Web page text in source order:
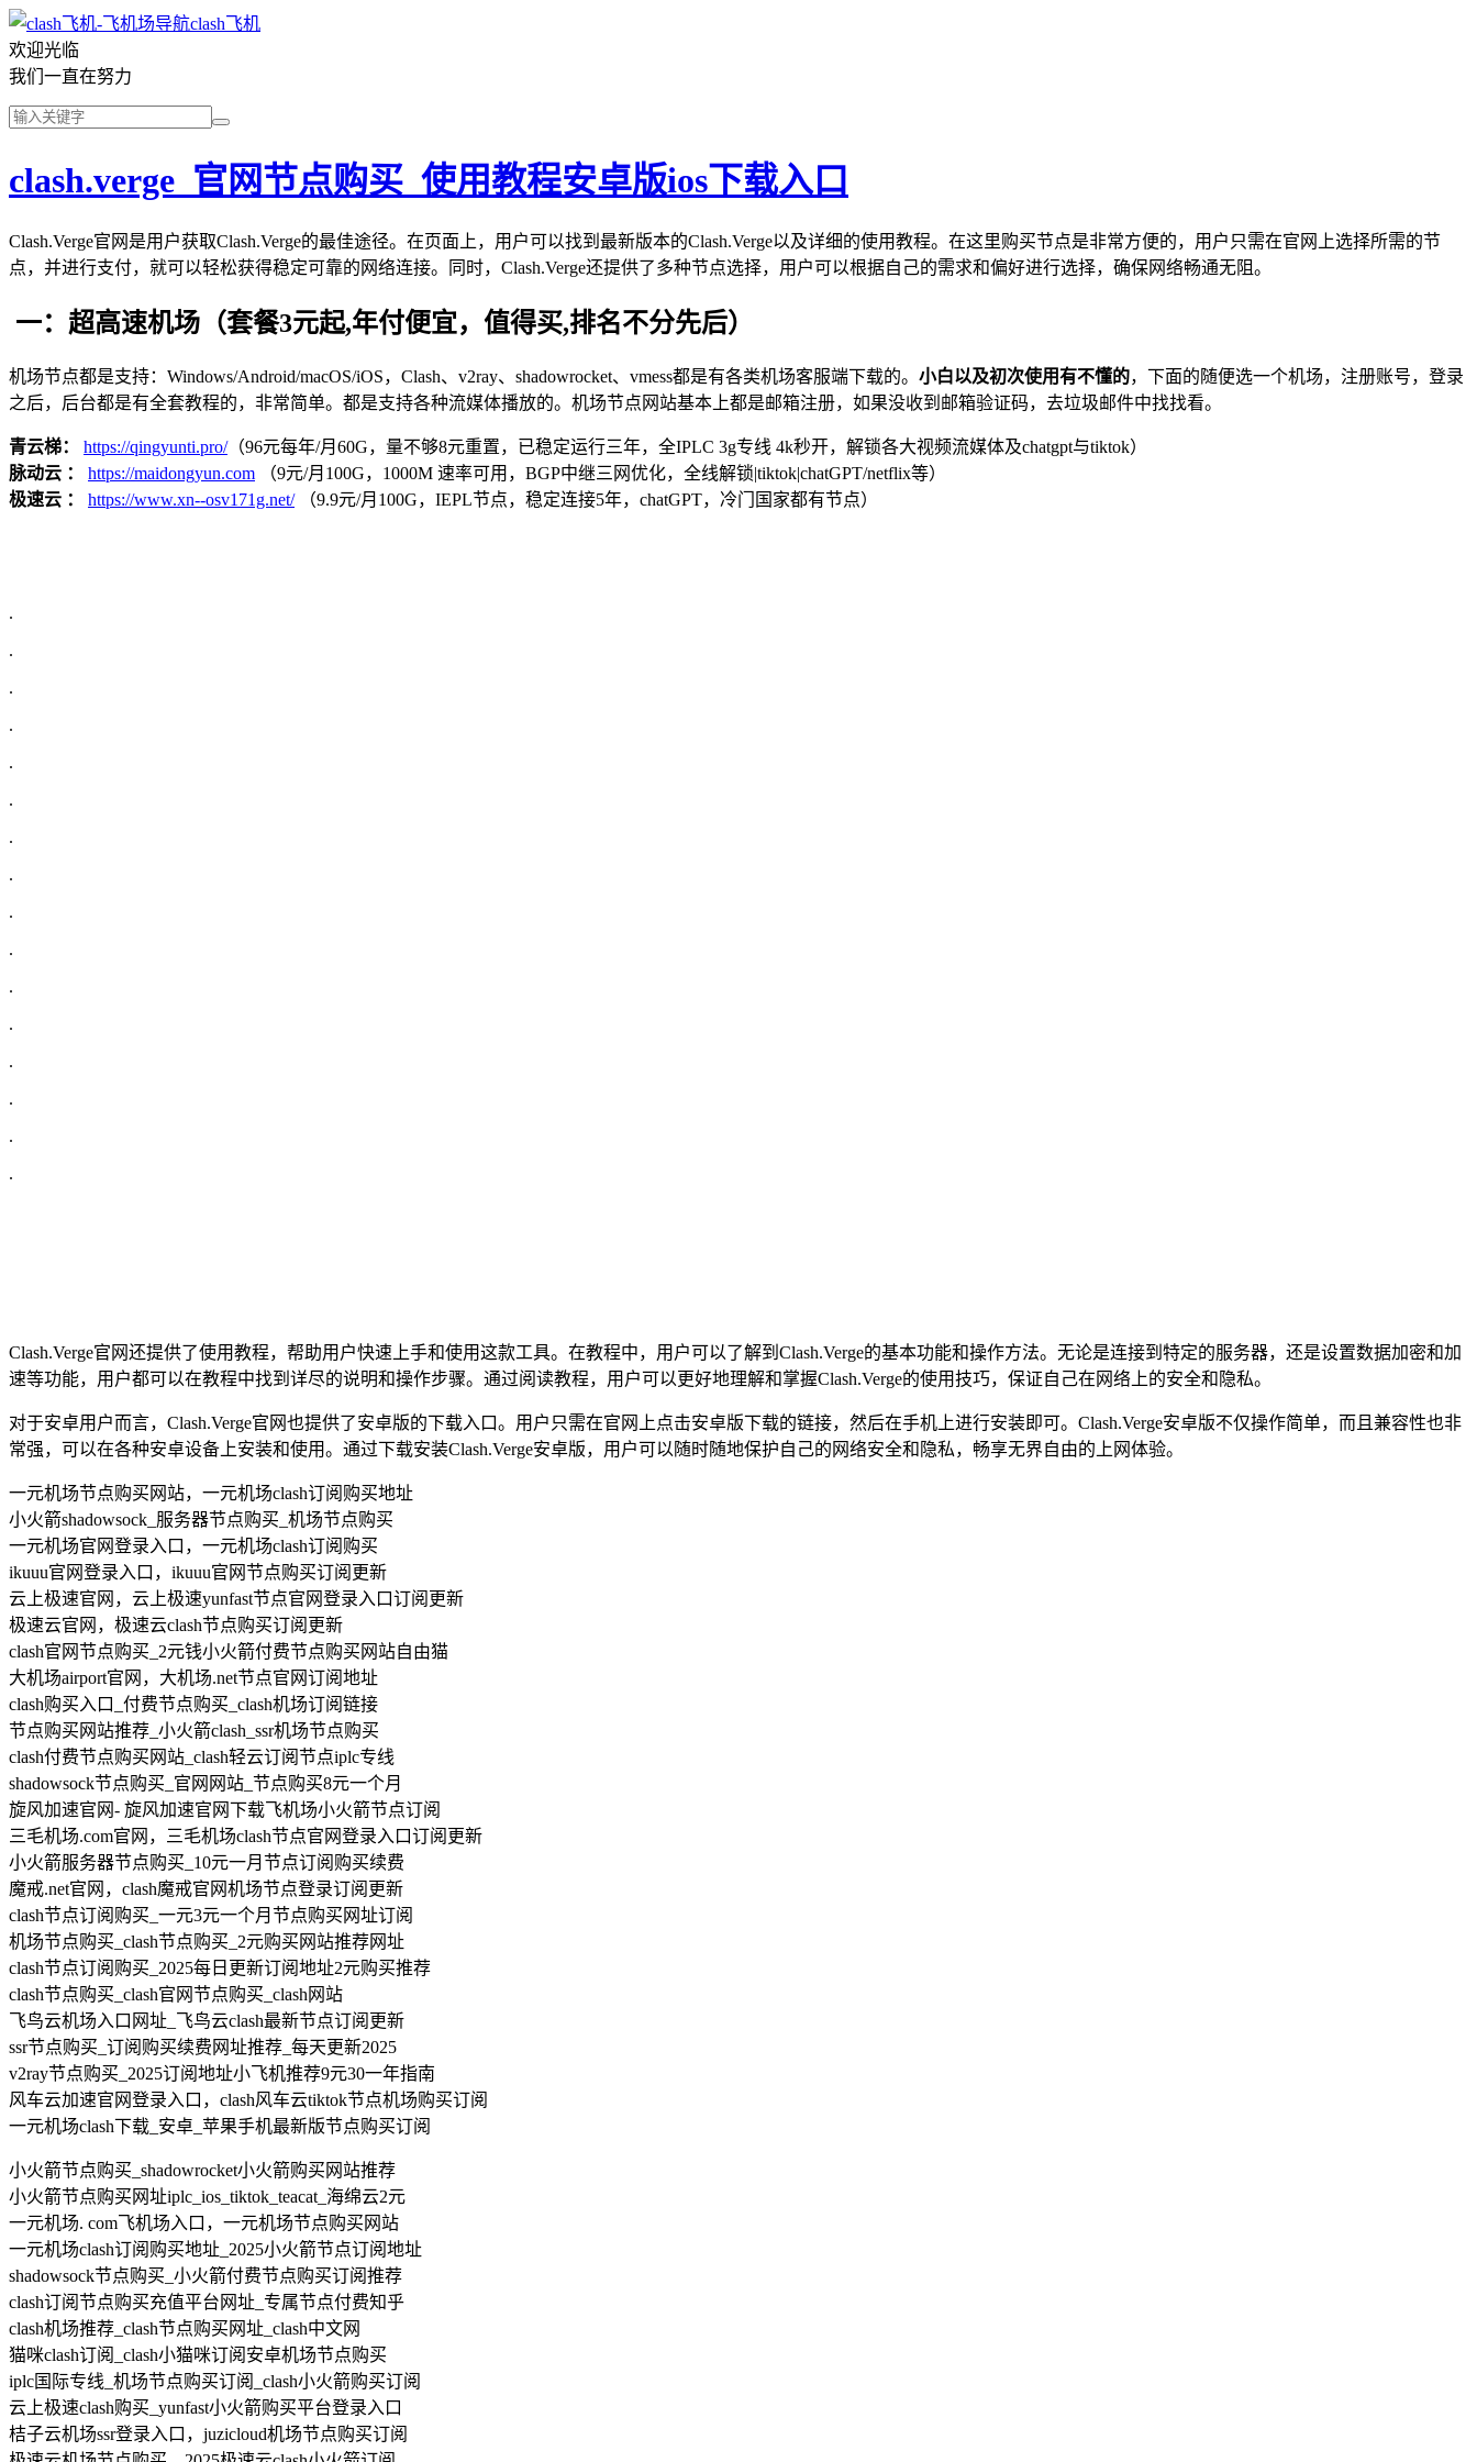
clash飞机
欢迎光临
我们一直在努力
clash.verge_官网节点购买_使用教程安卓版ios下载入口
Clash.Verge官网是用户获取Clash.Verge的最佳途径。在页面上，用户可以找到最新版本的Clash.Verge以及详细的使用教程。在这里购买节点是非常方便的，用户只需在官网上选择所需的节
点，并进行支付，就可以轻松获得稳定可靠的网络连接。同时，Clash.Verge还提供了多种节点选择，用户可以根据自己的需求和偏好进行选择，确保网络畅通无阻。
一：超高速机场（套餐3元起,年付便宜，值得买,排名不分先后）
机场节点都是支持：Windows/Android/macOS/iOS，Clash、v2ray、shadowrocket、vmess都是有各类机场客服端下载的。 小白以及初次使用有不懂的，下面的随便选一个机场，注册账号，登录
之后，后台都是有全套教程的，非常简单。都是支持各种流媒体播放的。机场节点网站基本上都是邮箱注册，如果没收到邮箱验证码，去垃圾邮件中找找看。
青云梯： https://qingyunti.pro/（96元每年/月60G，量不够8元重置，已稳定运行三年，全IPLC 3g专线 4k秒开，解锁各大视频流媒体及chatgpt与tiktok）
脉动云 ：
https://maidongyun.com （9元/月100G，1000M 速率可用，BGP中继三网优化，全线解锁|tiktok|chatGPT/netflix等）
极速云 ：
https://www.xn--osv171g.net/（9.9元/月100G，IEPL节点，稳定连接5年，chatGPT，冷门国家都有节点）
.
.
.
.
.
.
.
.
.
.
.
.
.
.
.
.
Clash.Verge官网还提供了使用教程，帮助用户快速上手和使用这款工具。在教程中，用户可以了解到Clash.Verge的基本功能和操作方法。无论是连接到特定的服务器，还是设置数据加密和加
速等功能，用户都可以在教程中找到详尽的说明和操作步骤。通过阅读教程，用户可以更好地理解和掌握Clash.Verge的使用技巧，保证自己在网络上的安全和隐私。
对于安卓用户而言，Clash.Verge官网也提供了安卓版的下载入口。用户只需在官网上点击安卓版下载的链接，然后在手机上进行安装即可。Clash.Verge安卓版不仅操作简单，而且兼容性也非
常强，可以在各种安卓设备上安装和使用。通过下载安装Clash.Verge安卓版，用户可以随时随地保护自己的网络安全和隐私，畅享无界自由的上网体验。
一元机场节点购买网站，一元机场clash订阅购买地址
小火箭shadowsock_服务器节点购买_机场节点购买
一元机场官网登录入口，一元机场clash订阅购买
ikuuu官网登录入口，ikuuu官网节点购买订阅更新
云上极速官网，云上极速yunfast节点官网登录入口订阅更新
极速云官网，极速云clash节点购买订阅更新
clash官网节点购买_2元钱小火箭付费节点购买网站自由猫
大机场airport官网，大机场.net节点官网订阅地址
clash购买入口_付费节点购买_clash机场订阅链接
节点购买网站推荐_小火箭clash_ssr机场节点购买
clash付费节点购买网站_clash轻云订阅节点iplc专线
shadowsock节点购买_官网网站_节点购买8元一个月
旋风加速官网- 旋风加速官网下载飞机场小火箭节点订阅
三毛机场.com官网，三毛机场clash节点官网登录入口订阅更新
小火箭服务器节点购买_10元一月节点订阅购买续费
魔戒.net官网，clash魔戒官网机场节点登录订阅更新
clash节点订阅购买_一元3元一个月节点购买网址订阅
机场节点购买_clash节点购买_2元购买网站推荐网址
clash节点订阅购买_2025每日更新订阅地址2元购买推荐
clash节点购买_clash官网节点购买_clash网站
飞鸟云机场入口网址_飞鸟云clash最新节点订阅更新
ssr节点购买_订阅购买续费网址推荐_每天更新2025
v2ray节点购买_2025订阅地址小飞机推荐9元30一年指南
风车云加速官网登录入口，clash风车云tiktok节点机场购买订阅
一元机场clash下载_安卓_苹果手机最新版节点购买订阅
小火箭节点购买_shadowrocket小火箭购买网站推荐
小火箭节点购买网址iplc_ios_tiktok_teacat_海绵云2元
一元机场. com飞机场入口，一元机场节点购买网站
一元机场clash订阅购买地址_2025小火箭节点订阅地址
shadowsock节点购买_小火箭付费节点购买订阅推荐
clash订阅节点购买充值平台网址_专属节点付费知乎
clash机场推荐_clash节点购买网址_clash中文网
猫咪clash订阅_clash小猫咪订阅安卓机场节点购买
iplc国际专线_机场节点购买订阅_clash小火箭购买订阅
云上极速clash购买_yunfast小火箭购买平台登录入口
桔子云机场ssr登录入口，juzicloud机场节点购买订阅